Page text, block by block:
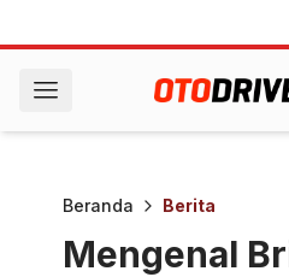
Beranda Berita
Mengenal